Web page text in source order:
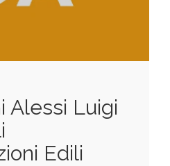
Alessi Luigi
Edili